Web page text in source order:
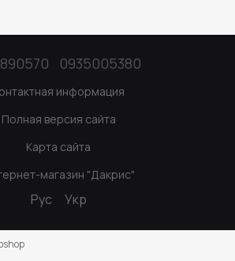
0935005380
информация
Полная версия сайта
Карта сайта
магазин "Дакрис"
Рус Укр